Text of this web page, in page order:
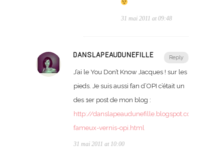
31 mai 2011 at 09:48
Reply
DANSLAPEAUDUNEFILLE
J’ai le You Don’t Know Jacques ! sur les
pieds. Je suis aussi fan d’OPI c’était un
des 1er post de mon blog :
http://danslapeaudunefille.blogspot.com/2010/
fameux-vernis-opi.html
31 mai 2011 at 10:00